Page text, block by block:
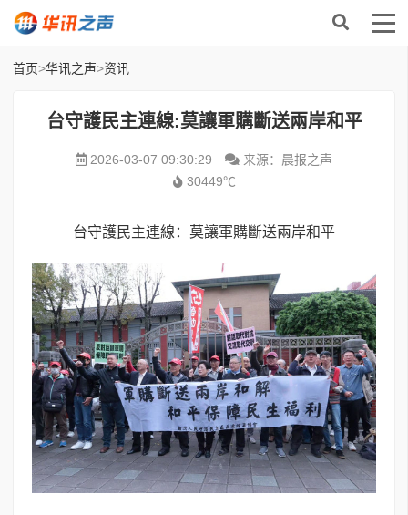
首页>华讯之声>资讯
台守護民主連線:莫讓軍購斷送兩岸和平
2026-03-07 09:30:29
来源：晨报之声
30449℃
台守護民主連線：莫讓軍購斷送兩岸和平